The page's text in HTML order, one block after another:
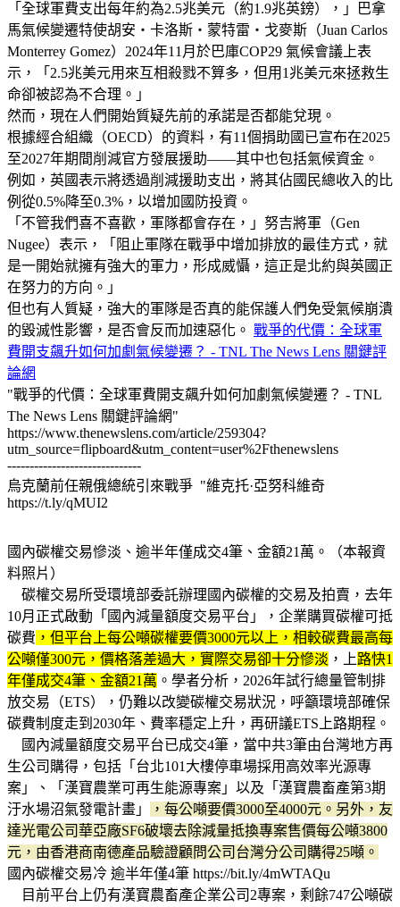
「全球軍費支出每年約為2.5兆美元（約1.9兆英鎊），」巴拿
馬氣候變遷特使胡安・卡洛斯・蒙特雷・戈麥斯（Juan Carlos
Monterrey Gomez）2024年11月於巴庫COP29 氣候會議上表
示，「2.5兆美元用來互相殺戮不算多，但用1兆美元來拯救生
命卻被認為不合理。」
然而，現在人們開始質疑先前的承諾是否都能兌現。
根據經合組織（OECD）的資料，有11個捐助國已宣布在2025
至2027年期間削減官方發展援助——其中也包括氣候資金。
例如，英國表示將透過削減援助支出，將其佔國民總收入的比
例從0.5%降至0.3%，以增加國防投資。
「不管我們喜不喜歡，軍隊都會存在，」努吉將軍（Gen
Nugee）表示，「阻止軍隊在戰爭中增加排放的最佳方式，就
是一開始就擁有強大的軍力，形成威懾，這正是北約與英國正
在努力的方向。」
但也有人質疑，強大的軍隊是否真的能保護人們免受氣候崩潰
的毀滅性影響，是否會反而加速惡化。 戰爭的代價：全球軍
費開支飆升如何加劇氣候變遷？ - TNL The News Lens 關鍵評
論網
"戰爭的代價：全球軍費開支飆升如何加劇氣候變遷？ - TNL
The News Lens 關鍵評論網"
https://www.thenewslens.com/article/259304?
utm_source=flipboard&utm_content=user%2Fthenewslens
------------------------------
烏克蘭前任親俄總統引來戰爭 "維克托·亞努科維奇
https://t.ly/qMUI2
國內碳權交易慘淡、逾半年僅成交4筆、金額21萬。（本報資
料照片）
碳權交易所受環境部委託辦理國內碳權的交易及拍賣，去年
10月正式啟動「國內減量額度交易平台」，企業購買碳權可抵
碳費 ，但平台上每公噸碳權要價3000元以上，相較碳費最高每
公噸僅300元，價格落差過大，實際交易卻十分慘淡 ，上路快1
年僅成交4筆、金額21萬 。學者分析，2026年試行總量管制排
放交易（ETS），仍難以改變碳權交易狀況，呼籲環境部確保
碳費制度走到2030年、費率穩定上升，再研議ETS上路期程。
國內減量額度交易平台已成交4筆，當中共3筆由台灣地方再
生公司購得，包括「台北101大樓停車場採用高效率光源專
案」、「漢寶農業可再生能源專案」以及「漢寶農畜產第3期
汙水場沼氣發電計畫」
，每公噸要價3000至4000元。另外，友
達光電公司華亞廠SF6破壞去除減量抵換專案售價每公噸3800
元，由香港商南德產品驗證顧問公司台灣分公司購得25噸。
國內碳權交易冷 逾半年僅4筆 https://bit.ly/4mWTAQu
目前平台上仍有漢寶農畜產企業公司2專案，剩餘747公噸碳